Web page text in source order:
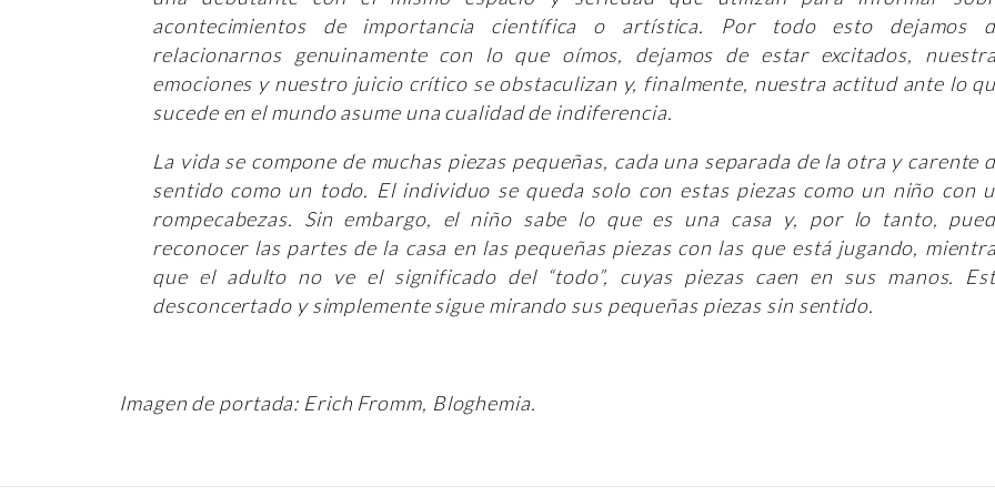
acontecimientos de importancia científica o artística. Por todo esto dejamos
relacionarnos genuinamente con lo que oímos, dejamos de estar excitados,
emociones y nuestro juicio crítico se obstaculizan y, finalmente, nuestra actitud ante lo
sucede en el mundo asume una cualidad de indiferencia.
La vida se compone de muchas piezas pequeñas, cada una separada de la otra y carente
sentido como un todo. El individuo se queda solo con estas piezas como un niño con
rompecabezas. Sin embargo, el niño sabe lo que es una casa y, por lo tanto,
reconocer las partes de la casa en las pequeñas piezas con las que está jugando,
que el adulto no ve el significado del “todo”, cuyas piezas caen en sus manos.
desconcertado y simplemente sigue mirando sus pequeñas piezas sin sentido.
Imagen de portada: Erich Fromm, Bloghemia.